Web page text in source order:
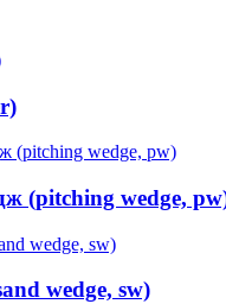
(pitching wedge,
wedge, sw)